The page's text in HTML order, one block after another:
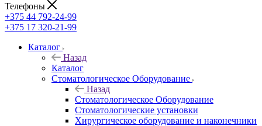
Телефоны
+375 44 792-24-99
+375 17 320-21-99
Каталог
Назад
Каталог
Стоматологическое Оборудование
Назад
Стоматологическое Оборудование
Стоматологические установки
Хирургическое оборудование и наконечники